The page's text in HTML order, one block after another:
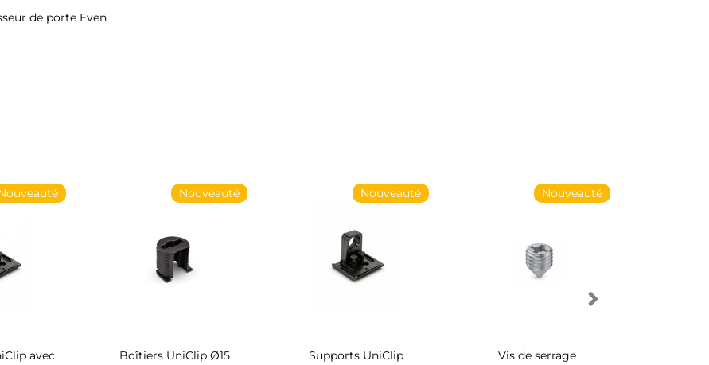
de porte Even
avec
Nouveauté
Boîtiers UniClip Ø15
Nouveauté
Supports UniClip
Nouveauté
Vis de serrage